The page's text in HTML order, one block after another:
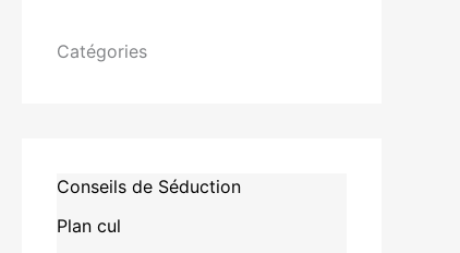
Catégories
Conseils de Séduction
Plan cul